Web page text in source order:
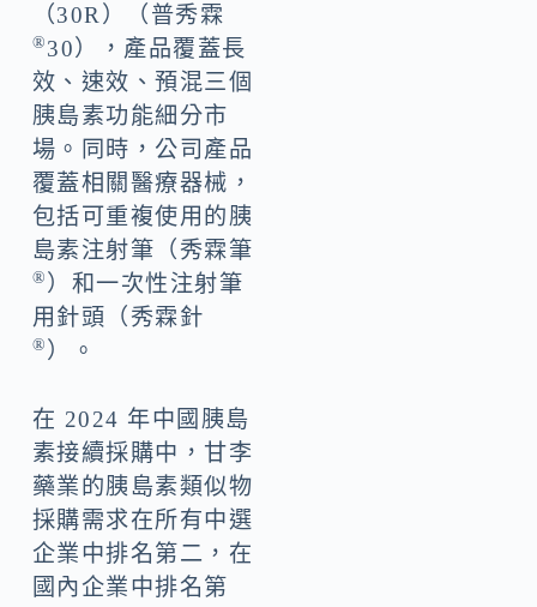
（30R）（普秀霖
®30），產品覆蓋長
效、速效、預混三個
胰島素功能細分市
場。同時，公司產品
覆蓋相關醫療器械，
包括可重複使用的胰
島素注射筆（秀霖筆
®）和一次性注射筆
用針頭（秀霖針
®）。
在 2024 年中國胰島
素接續採購中，甘李
藥業的胰島素類似物
採購需求在所有中選
企業中排名第二，在
國內企業中排名第